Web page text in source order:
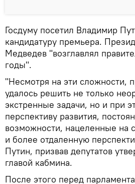
Госдуму посетил Владимир
кандидатуру премьера.
Медведев "возглавлял
годы".
"Несмотря на эти сложности,
удалось решить не только
экстренные задачи, но и при
перспективу развития,
возможности, нацеленные на
и более отдаленную
Путин, призвав депутатов
главой кабмина.
После этого перед